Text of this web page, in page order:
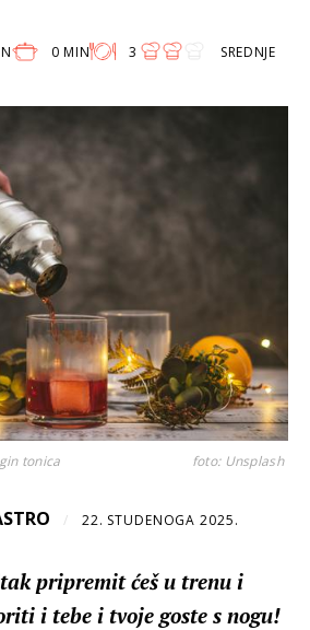
0 MIN 3 SREDNJE
tonica foto: Unsplash
/ 22. STUDENOGA 2025.
pripremit ćeš u trenu i
i tebe i tvoje goste s nogu!